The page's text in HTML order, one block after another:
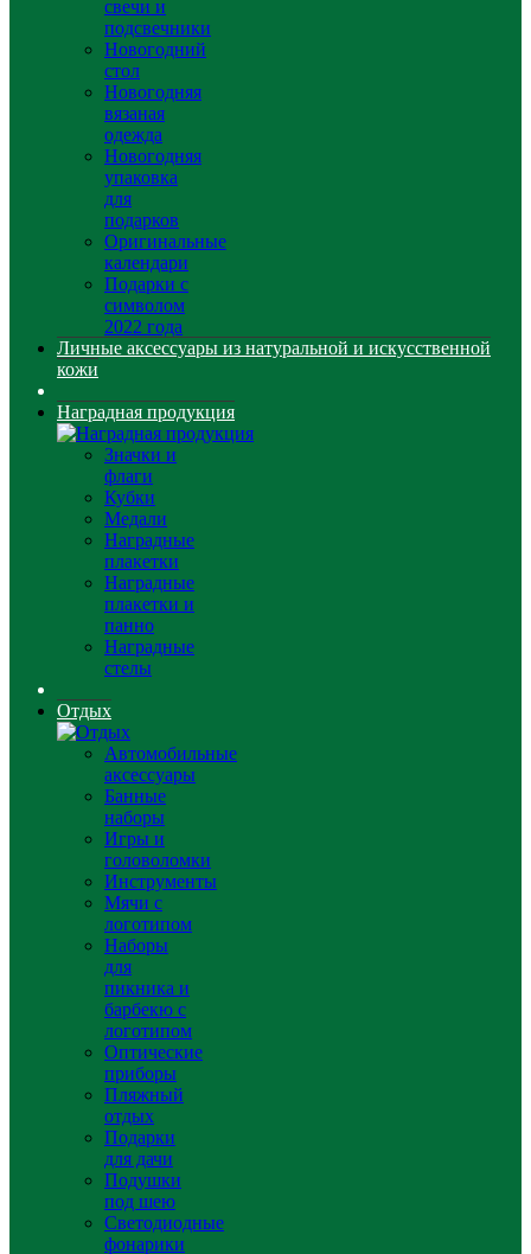
свечи и
подсвечники
Новогодний
стол
Новогодняя
вязаная
одежда
Новогодняя
упаковка
для
подарков
Оригинальные
календари
Подарки с
символом
2022 года
Личные аксессуары из натуральной и искусственной
кожи
Наградная продукция
Значки и
флаги
Кубки
Медали
Наградные
плакетки
Наградные
плакетки и
панно
Наградные
стелы
Отдых
Автомобильные
аксессуары
Банные
наборы
Игры и
головоломки
Инструменты
Мячи с
логотипом
Наборы
для
пикника и
барбекю с
логотипом
Оптические
приборы
Пляжный
отдых
Подарки
для дачи
Подушки
под шею
Светодиодные
фонарики